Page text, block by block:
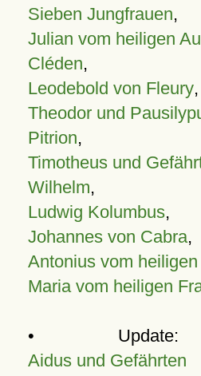
Sieben Jungfrauen,
Julian vom heiligen
Cléden,
Leodebold von Fleury,
Theodor und
Pitrion,
Timotheus und
Wilhelm,
Ludwig Kolumbus,
Johannes von Cabra,
Antonius vom
Maria vom heiligen
•
Aidus und Gefährten